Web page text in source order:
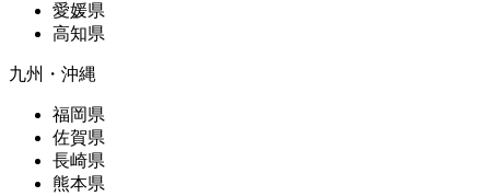
愛媛県
高知県
九州・沖縄
福岡県
佐賀県
長崎県
熊本県